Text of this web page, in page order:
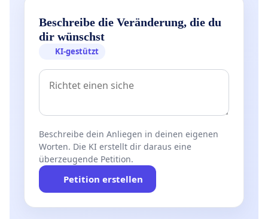
Beschreibe die Veränderung, die du
dir wünschst
KI-gestützt
Beschreibe dein Anliegen in deinen eigenen
Worten. Die KI erstellt dir daraus eine
überzeugende Petition.
Petition erstellen